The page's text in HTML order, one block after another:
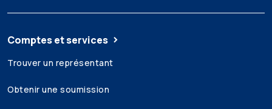
Comptes et services
Trouver un représentant
Obtenir une soumission